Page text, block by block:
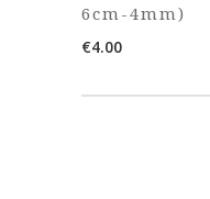
6cm-4mm)
€4.00